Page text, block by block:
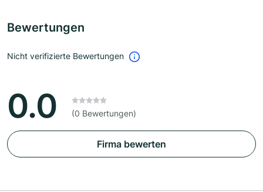
Bewertungen
Nicht verifizierte Bewertungen
0.0 (0 Bewertungen)
Firma bewerten